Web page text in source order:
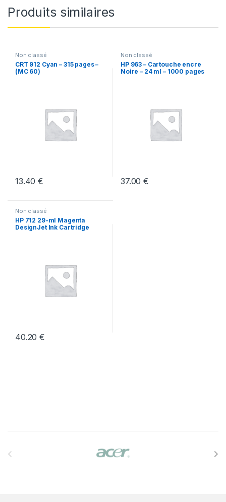
Produits similaires
Non classé
CRT 912 Cyan – 315 pages –
(MC 60)
13.40€
Non classé
HP 963 – Cartouche encre
Noire – 24 ml – 1000 pages
37.00€
Non classé
HP 712 29-ml Magenta
DesignJet Ink Cartridge
40.20€